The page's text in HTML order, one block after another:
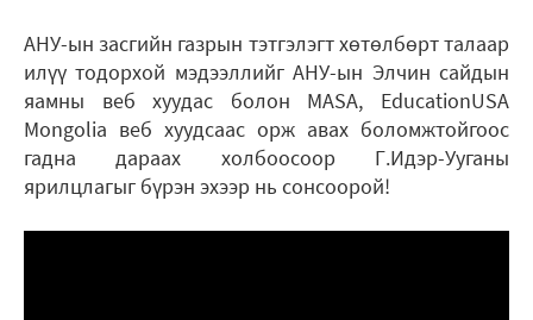
АНУ-ын засгийн газрын тэтгэлэгт хөтөлбөрт талаар
илүү тодорхой мэдээллийг АНУ-ын Элчин сайдын
яамны веб хуудас болон MASA, EducationUSA
Mongolia веб хуудсаас орж авах боломжтойгоос
гадна дараах холбоосоор Г.Идэр-Ууганы
ярилцлагыг бүрэн эхээр нь сонсоорой!